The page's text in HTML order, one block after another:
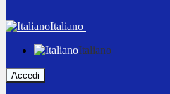
Italiano
Italiano
Accedi